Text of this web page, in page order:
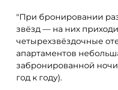
"При бронировании
звёзд — на них
четырехзвёздочные
апартаментов
забронированной ночи
год к году).